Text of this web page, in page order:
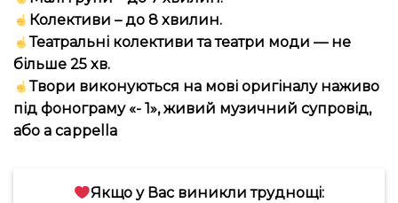
Колективи – до 8 хвилин.
Театральні колективи та театри моди — не
більше 25 хв.
Твори виконуються на мові оригіналу наживо
під фонограму «- 1», живий музичний супровід,
або а cappella
Якщо у Вас виникли труднощі: